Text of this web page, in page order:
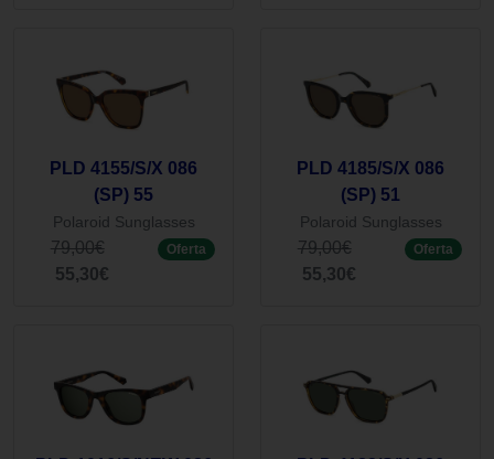
PLD 4155/S/X 086
(SP) 55
Polaroid Sunglasses
79,00€
55,30€
Oferta
PLD 4185/S/X 086
(SP) 51
Polaroid Sunglasses
79,00€
55,30€
Oferta